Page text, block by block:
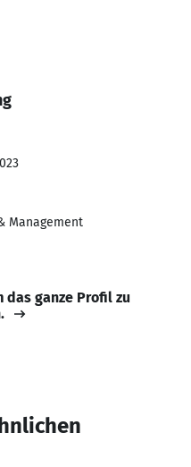
Management
das ganze Profil zu